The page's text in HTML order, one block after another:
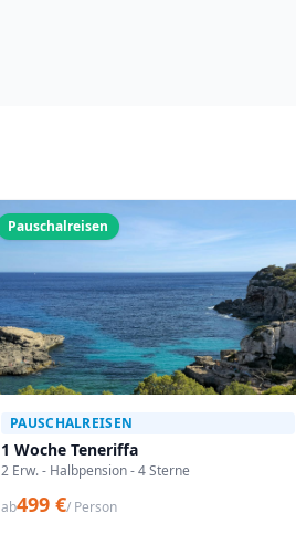
Pauschalreisen
PAUSCHALREISEN
1 Woche Teneriffa
2 Erw. - Halbpension - 4 Sterne
ab499 €/ Person